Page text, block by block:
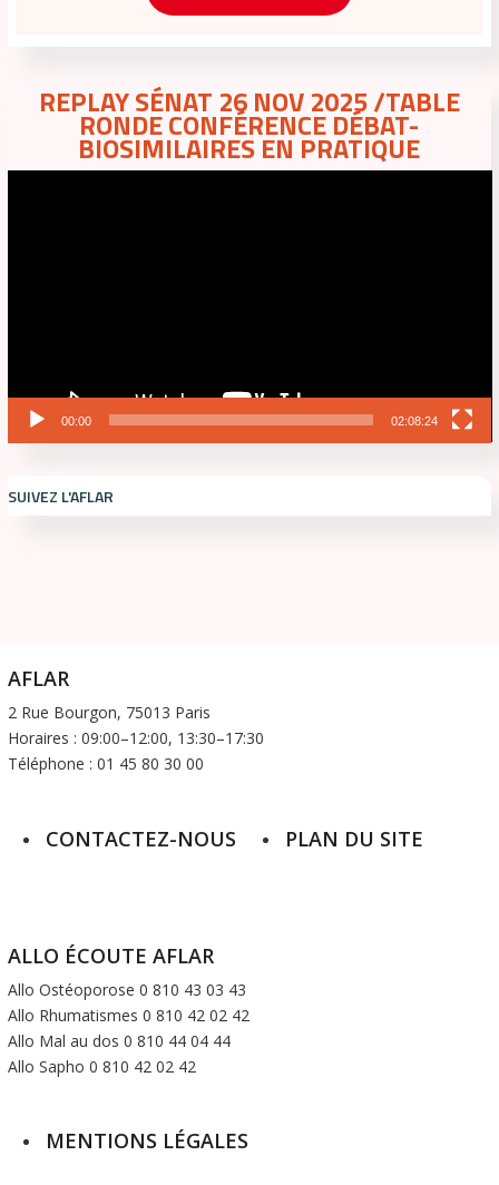
REPLAY SÉNAT 26 NOV 2025 /TABLE
RONDE CONFÉRENCE DÉBAT-
BIOSIMILAIRES EN PRATIQUE
Lecteur
vidéo
00:00 02:08:24
SUIVEZ L'AFLAR
AFLAR
2 Rue Bourgon, 75013 Paris
Horaires : 09:00–12:00, 13:30–17:30
Téléphone : 01 45 80 30 00
CONTACTEZ-NOUS PLAN DU SITE
ALLO ÉCOUTE AFLAR
Allo Ostéoporose 0 810 43 03 43
Allo Rhumatismes 0 810 42 02 42
Allo Mal au dos 0 810 44 04 44
Allo Sapho 0 810 42 02 42
MENTIONS LÉGALES